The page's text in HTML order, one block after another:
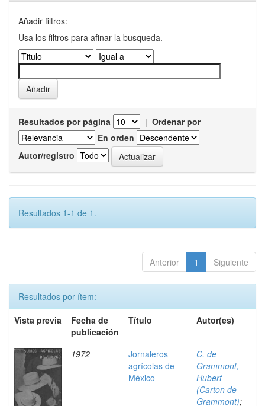
Añadir filtros:
Usa los filtros para afinar la busqueda.
Resultados por página | Ordenar por
En orden
Autor/registro
Resultados 1-1 de 1.
Anterior 1 Siguiente
Resultados por ítem:
Vista previa
Fecha de
publicación
Título Autor(es)
1972
Jornaleros
agrícolas de
México
C. de
Grammont,
Hubert
(Carton de
Grammont);